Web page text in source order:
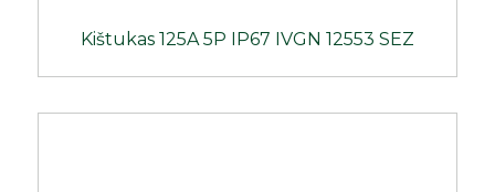
Kištukas 125A 5P IP67 IVGN 12553 SEZ